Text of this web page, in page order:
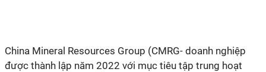
China Mineral Resources Group (CMRG- doanh nghiệp
được thành lập năm 2022 với mục tiêu tập trung hoạt